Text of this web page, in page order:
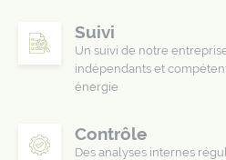
Suivi
Un suivi de notre
indépendants et
énergie
Contrôle
Des analyses internes